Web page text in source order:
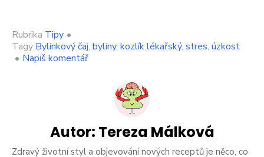
Rubrika Tipy •
Tagy Bylinkový čaj, byliny, kozlík lékařský, stres, úzkost
• Napiš komentářon
účinky
na
zdraví
Autor: Tereza Málková
Zdravý životní styl a objevování nových receptů je něco, co